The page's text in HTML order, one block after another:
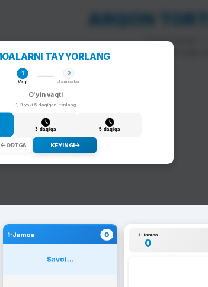
ARQON
To'g'ri javob —
Noto'g'ri javob — arqon raqib
TAYYORLANG
1
Vaqt
2
Jamoalar
O'yin vaqti
1, 3 yoki 5 daqiqani tanlang
3 daqiqa 5 daqiqa
ORTGA KEYINGI
1-Jamoa 0
Savol...
1-Jamoa
0